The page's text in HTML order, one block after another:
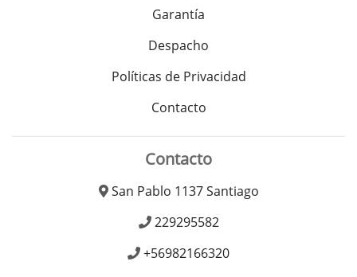
Garantía
Despacho
Políticas de Privacidad
Contacto
Contacto
San Pablo 1137 Santiago
229295582
+56982166320